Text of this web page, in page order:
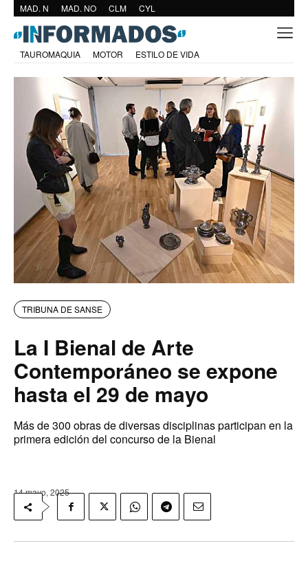
MAD. N MAD. NO CLM CYL
TAUROMAQUIA MOTOR ESTILO DE VIDA
TRIBUNA DE SANSE
La I Bienal de Arte
Contemporáneo se expone
hasta el 29 de mayo
Más de 300 obras de diversas disciplinas participan en la
primera edición del concurso de la Bienal
14 mayo, 2025